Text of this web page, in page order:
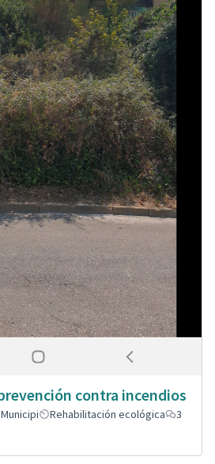
contra incendios
Municipi Rehabilitación ecológica
3